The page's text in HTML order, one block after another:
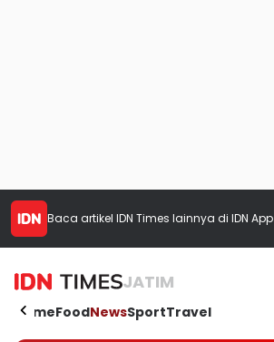
Baca artikel IDN Times lainnya di IDN App
JATIM
HomeFoodNewsSportTravel